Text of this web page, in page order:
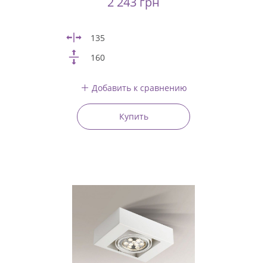
135
160
Добавить к сравнению
Купить